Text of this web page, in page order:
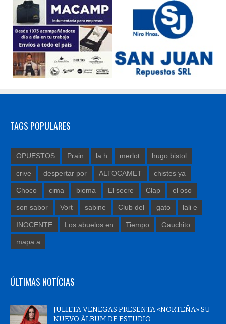
TAGS POPULARES
OPUESTOS Prain la h merlot hugo bistol
crive despertar por ALTOCAMET chistes ya
Choco cima bioma El secre Clap el oso
son sabor Vort sabine Club del gato lali e
INOCENTE Los abuelos en Tiempo Gauchito
mapa a
ÚLTIMAS NOTÍCIAS
JULIETA VENEGAS PRESENTA «NORTEÑA» SU
NUEVO ÁLBUM DE ESTUDIO